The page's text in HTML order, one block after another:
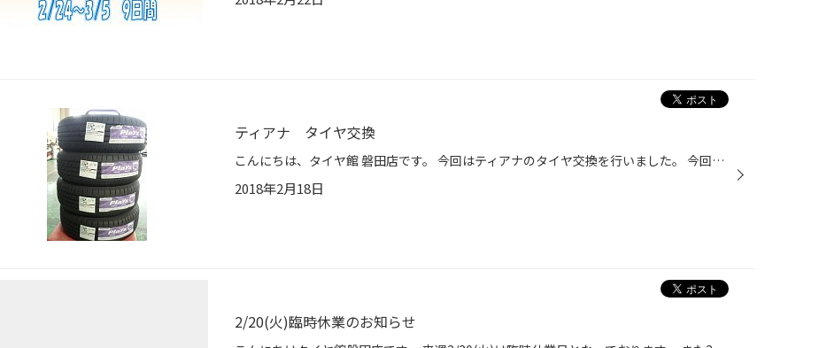
ティアナ タイヤ交換
こんにちは、タイヤ館 磐田店です。 今回はティアナのタイヤ交換を行いました。 今回交換したタイヤは… プレイズPXで交換しました。 このタイヤの特徴は直進安定性に優れていますので、 長距離を走行する方にはオススメの商品です。 ティアラのお客様もご満足されてお帰りなられましたので、 またご...
2018年2月18日
2/20(火)臨時休業のお知らせ